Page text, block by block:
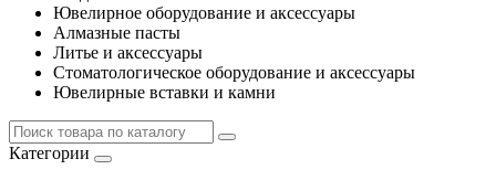
Ювелирное оборудование и аксессуары
Алмазные пасты
Литье и аксессуары
Стоматологическое оборудование и аксессуары
Ювелирные вставки и камни
Категории